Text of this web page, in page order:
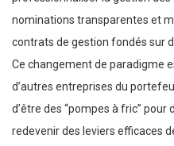
nominations transparentes et
contrats de gestion fondés sur
Ce changement de paradigme
d’autres entreprises du
d’être des “pompes à fric”
redevenir des leviers efficaces